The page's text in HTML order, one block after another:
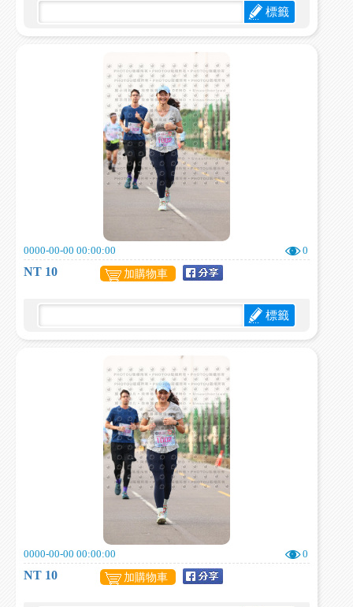
標籤
0000-00-00 00:00:00 0
NT 10 加購物車
標籤
0000-00-00 00:00:00 0
NT 10 加購物車